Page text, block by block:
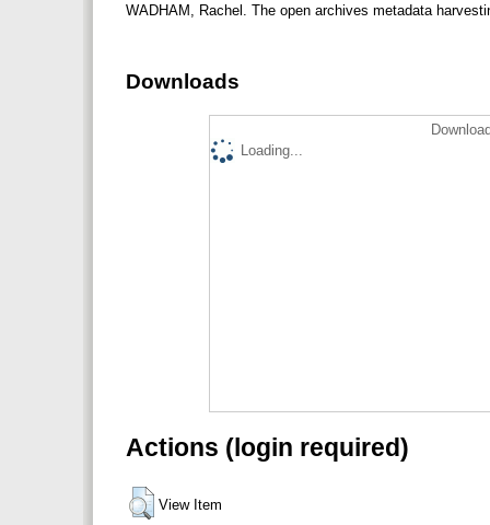
WADHAM, Rachel. The open archives metadata
Downloads
Loading...
Actions (login required)
View Item